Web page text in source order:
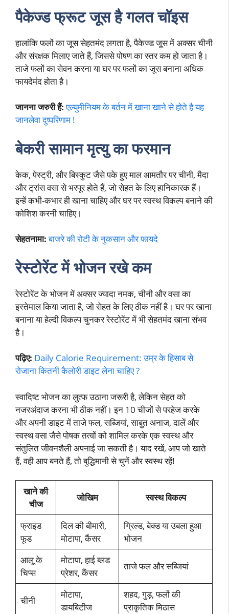
पैकेज्ड फ्रूट जूसहै गलत चॉइस
हालांकि फलों का जूस सेहतमंद लगता है, पैकेज्ड जूस में अक्सर चीनी
और संरक्षक मिलाए जाते हैं, जिससे पोषण का स्तर कम हो जाता है।
ताजे फलों का सेवन करना या घर पर फलों का जूस बनाना अधिक
फायदेमंद होता है।
जानना जरुरी हैं: एल्युमीनियम के बर्तन में खाना खाने से होते है यह
जानलेवा दुष्परिणाम !
बेकरी सामान मृत्यु का फरमान
केक, पेस्ट्री, और बिस्कुट जैसे पके हुए माल आमतौर पर चीनी, मैदा
और ट्रांस वसा से भरपूर होते हैं, जो सेहत के लिए हानिकारक हैं।
इन्हें कभी-कभार ही खाना चाहिए और घर पर स्वस्थ विकल्प बनाने की
कोशिश करनी चाहिए।
सेहतनामा: बाजरे की रोटी के नुकसान और फायदे
रेस्टोरेंट में भोजनरखे कम
रेस्टोरेंट के भोजन में अक्सर ज्यादा नमक, चीनी और वसा का
इस्तेमाल किया जाता है, जो सेहत के लिए ठीक नहीं है। घर पर खाना
बनाना या हेल्दी विकल्प चुनकर रेस्टोरेंट में भी सेहतमंद खाना संभव
है।
पढ़िए: Daily Calorie Requirement: उम्र के हिसाब से
रोजाना कितनी कैलोरी डाइट लेना चाहिए ?
स्वादिष्ट भोजन का लुत्फ उठाना जरूरी है, लेकिन सेहत को
नजरअंदाज करना भी ठीक नहीं। इन 10 चीजों से परहेज करके
और अपनी डाइट में ताजे फल, सब्जियां, साबुत अनाज, दालें और
स्वस्थ वसा जैसे पोषक तत्वों को शामिल करके एक स्वस्थ और
संतुलित जीवनशैली अपनाई जा सकती है। याद रखें, आप जो खाते
हैं, वही आप बनते हैं, तो बुद्धिमानी से चुनें और स्वस्थ रहें!
खाने की
चीज
जोखिम स्वस्थ विकल्प
फ्राइड
फूड
दिल की बीमारी,
मोटापा, कैंसर
ग्रिल्ड, बेक्ड या उबला हुआ
भोजन
आलू के
चिप्स
मोटापा, हाई ब्लड
प्रेशर, कैंसर
ताजे फल और सब्जियां
चीनी
मोटापा,
डायबिटीज
शहद, गुड़, फलों की
प्राकृतिक मिठास